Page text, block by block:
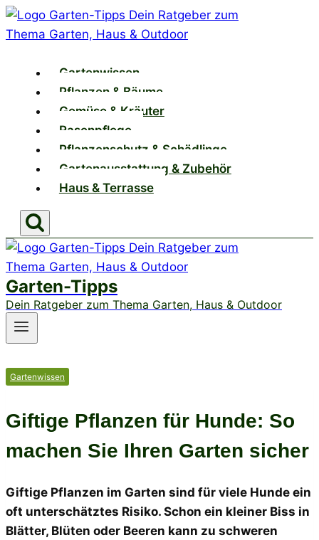
Zum
Inhalt
Gartenwissen
Pflanzen & Bäume
Gemüse & Kräuter
Rasenpflege
Pflanzenschutz & Schädlinge
Gartenausstattung & Zubehör
Haus & Terrasse
Garten-Tipps
Dein Ratgeber zum Thema Garten, Haus & Outdoor
Gartenwissen
Giftige Pflanzen für Hunde: So
machen Sie Ihren Garten sicher
Giftige Pflanzen im Garten sind für viele Hunde ein
oft unterschätztes Risiko. Schon ein kleiner Biss in
Blätter, Blüten oder Beeren kann zu schweren